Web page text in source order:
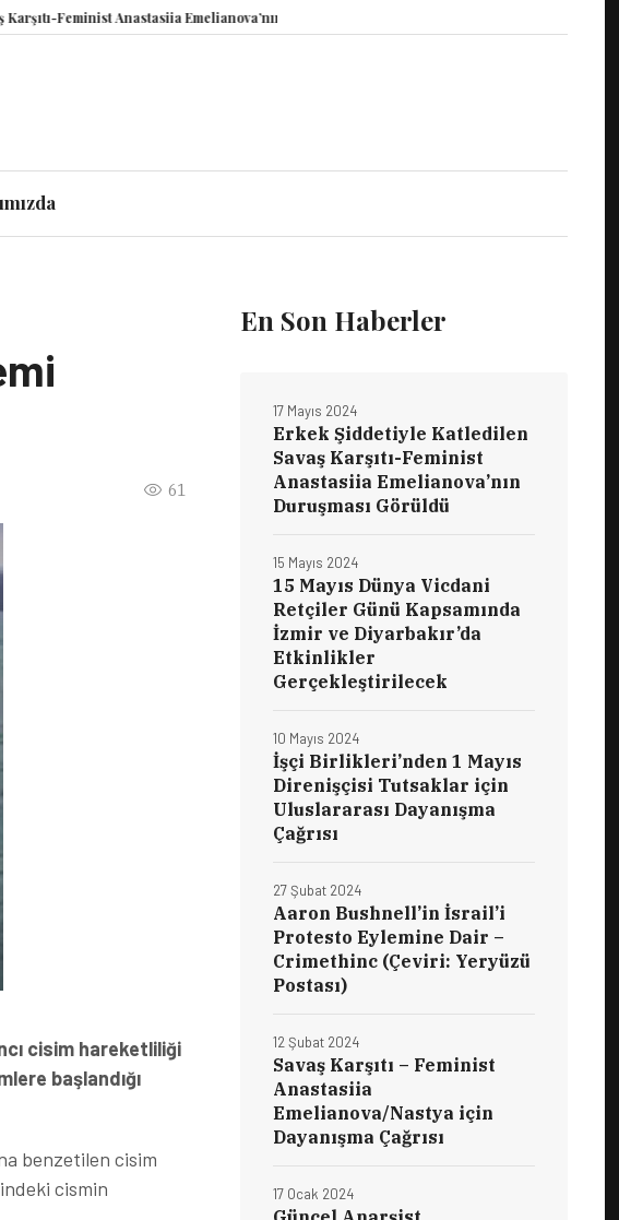
Anastasiia Emelianova’nın Duruşması Görüldü
61
cisim hareketliliği
başlandığı
benzetilen cisim
cismin
En Son Haberler
Erkek Şiddetiyle Katledilen
Savaş Karşıtı-Feminist
Anastasiia Emelianova’nın
Duruşması Görüldü
17 Mayıs 2024
15 Mayıs Dünya Vicdani
Retçiler Günü Kapsamında
İzmir ve Diyarbakır’da
Etkinlikler
Gerçekleştirilecek
15 Mayıs 2024
İşçi Birlikleri’nden 1 Mayıs
Direnişçisi Tutsaklar için
Uluslararası Dayanışma
Çağrısı
10 Mayıs 2024
Aaron Bushnell’in İsrail’i
Protesto Eylemine Dair –
Crimethinc (Çeviri: Yeryüzü
Postası)
27 Şubat 2024
Savaş Karşıtı – Feminist
Anastasiia
Emelianova/Nastya için
Dayanışma Çağrısı
12 Şubat 2024
17 Ocak 2024